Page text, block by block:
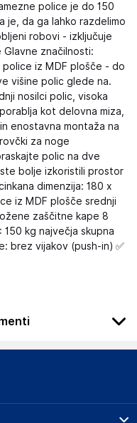
police je do 150
je, da ga lahko razdelimo
robovi - izključuje
značilnosti:
iz MDF plošče - do
višine polic glede na.
nosilci polic, visoka
kot delovna miza,
enostavna montaža na
za noge
polic na dve
bolje izkoristili prostor
dimenzija: 180 x
iz MDF plošče srednji
zaščitne kape 8
kg največja skupna
brez vijakov (push-in) ✅